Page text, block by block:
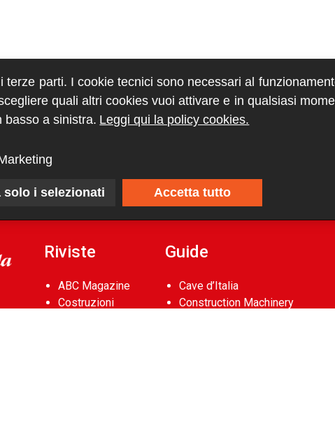
Riviste
ABC Magazine
Costruzioni
Guide
Cave d’Italia
Construction Machinery
parti. I cookie tecnici sono necessari al
quali altri cookies vuoi attivare e in qualsiasi
basso a sinistra. Leggi qui la policy cookies.
solo i selezionati Accetta tutto